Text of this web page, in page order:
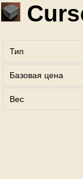
Тип
Базовая цена
Вес